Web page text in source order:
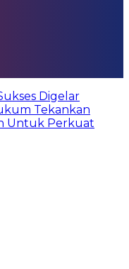
Digelar
Tekankan
Untuk Perkuat